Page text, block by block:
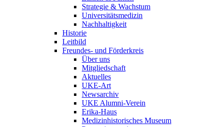
Strategie & Wachstum
Universitätsmedizin
Nachhaltigkeit
Historie
Leitbild
Freundes- und Förderkreis
Über uns
Mitgliedschaft
Aktuelles
UKE-Art
Newsarchiv
UKE Alumni-Verein
Erika-Haus
Medizinhistorisches Museum